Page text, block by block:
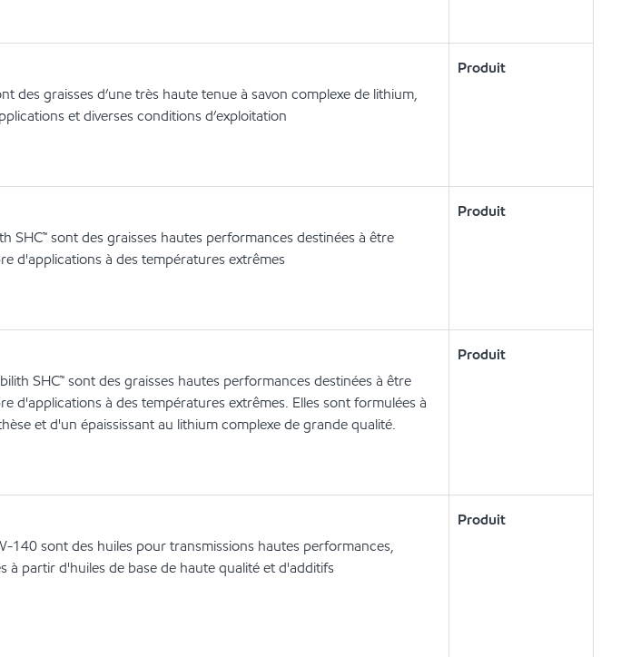
des graisses d’une très haute tenue à savon complexe de lithium,
et diverses conditions d’exploitation
Produit
SHC™ sont des graisses hautes performances destinées à être
d'applications à des températures extrêmes
Produit
SHC™ sont des graisses hautes performances destinées à être
d'applications à des températures extrêmes. Elles sont formulées à
et d'un épaississant au lithium complexe de grande qualité.
Produit
140 sont des huiles pour transmissions hautes performances,
à partir d'huiles de base de haute qualité et d'additifs
Produit